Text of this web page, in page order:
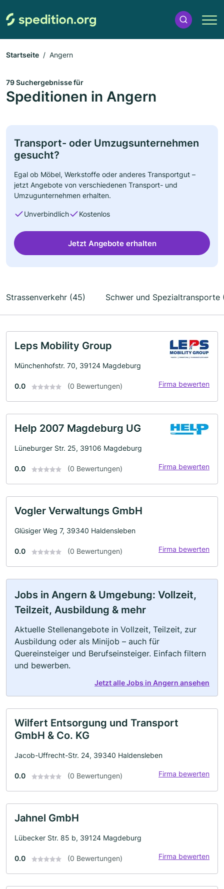
Startseite Angern
79 Suchergebnisse für
Speditionen in Angern
Transport- oder Umzugsunternehmen
gesucht?
Egal ob Möbel, Werkstoffe oder anderes Transportgut –
jetzt Angebote von verschiedenen Transport- und
Umzugunternehmen erhalten.
Unverbindlich Kostenlos
Jetzt Angebote erhalten
Strassenverkehr (45) Schwer und Spezialtransporte
Leps Mobility Group
Münchenhofstr. 70, 39124 Magdeburg
0.0 (0 Bewertungen) Firma bewerten
Help 2007 Magdeburg UG
Lüneburger Str. 25, 39106 Magdeburg
0.0 (0 Bewertungen) Firma bewerten
Vogler Verwaltungs GmbH
Glüsiger Weg 7, 39340 Haldensleben
0.0 (0 Bewertungen) Firma bewerten
Jobs in Angern & Umgebung: Vollzeit,
Teilzeit, Ausbildung & mehr
Aktuelle Stellenangebote in Vollzeit, Teilzeit, zur
Ausbildung oder als Minijob – auch für
Quereinsteiger und Berufseinsteiger. Einfach filtern
und bewerben.
Jetzt alle Jobs in Angern ansehen
Wilfert Entsorgung und Transport
GmbH & Co. KG
Jacob-Uffrecht-Str. 24, 39340 Haldensleben
0.0 (0 Bewertungen) Firma bewerten
Jahnel GmbH
Lübecker Str. 85 b, 39124 Magdeburg
0.0 (0 Bewertungen) Firma bewerten